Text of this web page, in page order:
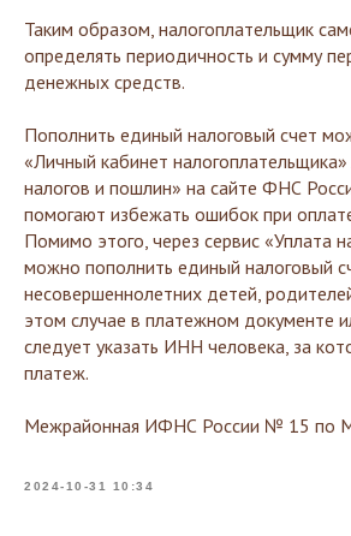
Таким образом, налогоплательщик
определять периодичность и сумму
денежных средств.
Пополнить единый налоговый счет
«Личный кабинет
налогов и пошлин» на сайте ФНС
помогают избежать ошибок при
Помимо этого, через сервис «Уплата
можно пополнить единый налоговый
несовершеннолетних детей,
этом случае в платежном документе
следует указать ИНН человека, за
платеж.
Межрайонная ИФНС России № 15 по
2024-10-31 10:34